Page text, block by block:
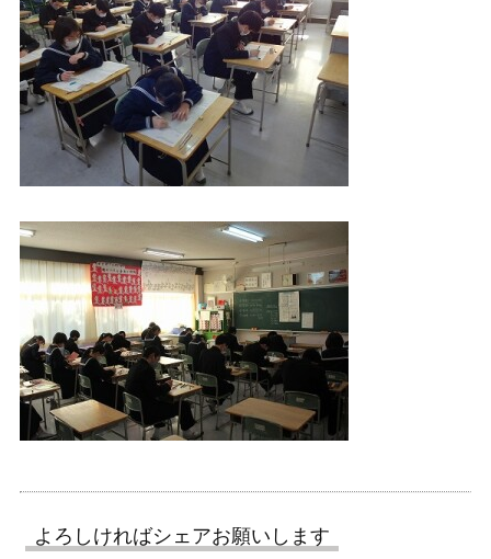
よろしければシェアお願いします